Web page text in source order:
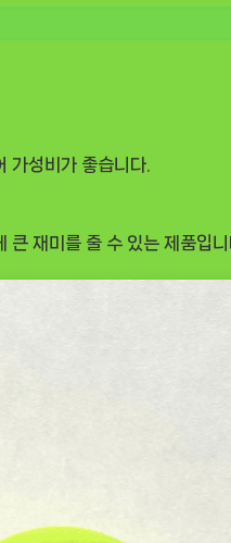
성비가 좋습니다.
큰 재미를 줄 수 있는 제품입